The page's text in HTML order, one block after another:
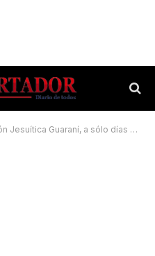
Guaraní, a sólo días de inaugurarse